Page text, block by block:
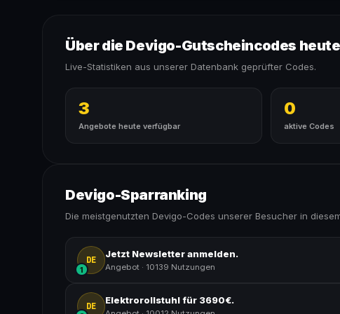
Über die Devigo-Gutscheincodes heute
Live-Statistiken aus unserer Datenbank geprüfter Codes.
3
Angebote heute verfügbar
0
aktive Codes
Devigo-Sparranking
Die meistgenutzten Devigo-Codes unserer Besucher in
DE
1
Jetzt Newsletter anmelden.
Angebot · 10139 Nutzungen
DE
Elektrorollstuhl für 3690€.